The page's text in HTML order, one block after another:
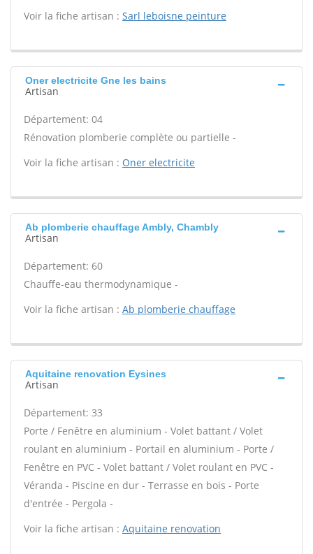
Voir la fiche artisan : Sarl leboisne peinture
Oner electricite Gne les bains
Artisan
Département: 04
Rénovation plomberie complète ou partielle -
Voir la fiche artisan : Oner electricite
Ab plomberie chauffage Ambly, Chambly
Artisan
Département: 60
Chauffe-eau thermodynamique -
Voir la fiche artisan : Ab plomberie chauffage
Aquitaine renovation Eysines
Artisan
Département: 33
Porte / Fenêtre en aluminium - Volet battant / Volet
roulant en aluminium - Portail en aluminium - Porte /
Fenêtre en PVC - Volet battant / Volet roulant en PVC -
Véranda - Piscine en dur - Terrasse en bois - Porte
d'entrée - Pergola -
Voir la fiche artisan : Aquitaine renovation